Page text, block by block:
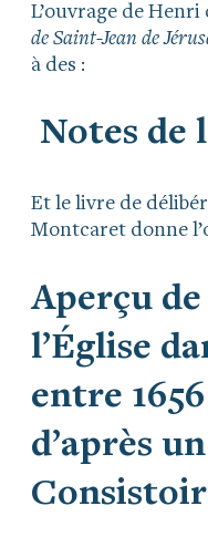
L’ouvrage de Henri
de Saint-Jean de
à des :
Notes de
Et le livre de
Montcaret donne
Aperçu
l’Église
entre
d’après